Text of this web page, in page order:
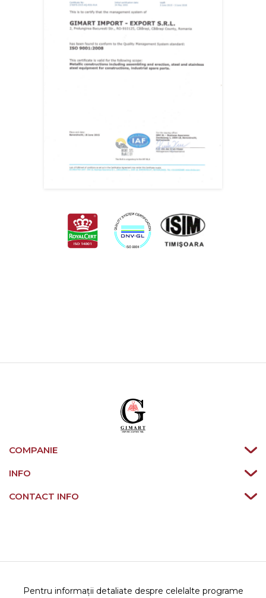
COMPANIE
INFO
CONTACT INFO
Pentru informații detaliate despre celelalte programe